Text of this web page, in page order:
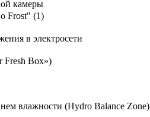
камеры
Frost" (1)
в электросети
Fresh Box»)
влажности (Hydro Balance Zone)